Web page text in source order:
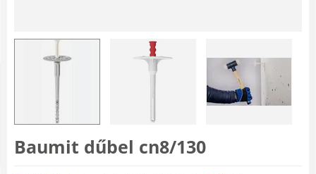
Baumit dűbel cn8/130